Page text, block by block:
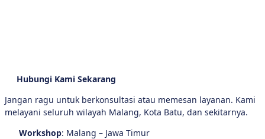
Hubungi Kami Sekarang
Jangan ragu untuk berkonsultasi atau memesan layanan. Kami
melayani seluruh wilayah Malang, Kota Batu, dan sekitarnya.
Workshop: Malang – Jawa Timur